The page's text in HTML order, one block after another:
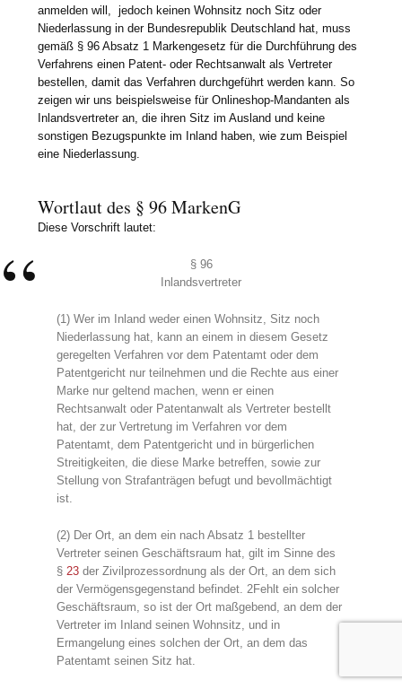
anmelden will, jedoch keinen Wohnsitz noch Sitz oder
Niederlassung in der Bundesrepublik Deutschland hat, muss
gemäß § 96 Absatz 1 Markengesetz für die Durchführung des
Verfahrens einen Patent- oder Rechtsanwalt als Vertreter
bestellen, damit das Verfahren durchgeführt werden kann. So
zeigen wir uns beispielsweise für Onlineshop-Mandanten als
Inlandsvertreter an, die ihren Sitz im Ausland und keine
sonstigen Bezugspunkte im Inland haben, wie zum Beispiel
eine Niederlassung.
Wortlaut des § 96 MarkenG
Diese Vorschrift lautet:
§ 96
Inlandsvertreter
(1) Wer im Inland weder einen Wohnsitz, Sitz noch
Niederlassung hat, kann an einem in diesem Gesetz
geregelten Verfahren vor dem Patentamt oder dem
Patentgericht nur teilnehmen und die Rechte aus einer
Marke nur geltend machen, wenn er einen
Rechtsanwalt oder Patentanwalt als Vertreter bestellt
hat, der zur Vertretung im Verfahren vor dem
Patentamt, dem Patentgericht und in bürgerlichen
Streitigkeiten, die diese Marke betreffen, sowie zur
Stellung von Strafanträgen befugt und bevollmächtigt
ist.
(2) Der Ort, an dem ein nach Absatz 1 bestellter
Vertreter seinen Geschäftsraum hat, gilt im Sinne des
§ 23 der Zivilprozessordnung als der Ort, an dem sich
der Vermögensgegenstand befindet. 2Fehlt ein solcher
Geschäftsraum, so ist der Ort maßgebend, an dem der
Vertreter im Inland seinen Wohnsitz, und in
Ermangelung eines solchen der Ort, an dem das
Patentamt seinen Sitz hat.